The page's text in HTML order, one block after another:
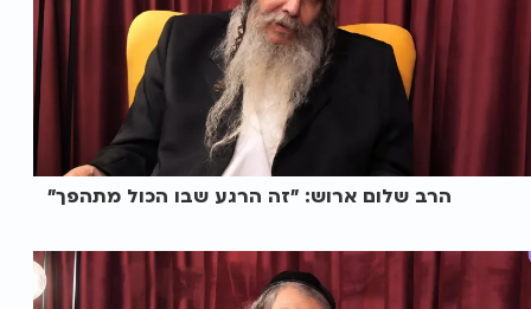
הרב שלום ארוש: "זה הרגע שבו הכול מתהפך"